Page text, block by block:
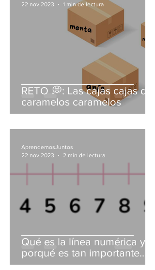
RETO 💭: Las cajas cajas de
caramelos caramelos
22 nov 2023
1 min de lectura
Qué es la línea numérica y
porqué es tan importante
para el aprendizaje de las
AprendemosJuntos
22 nov 2023
2 min de lectura